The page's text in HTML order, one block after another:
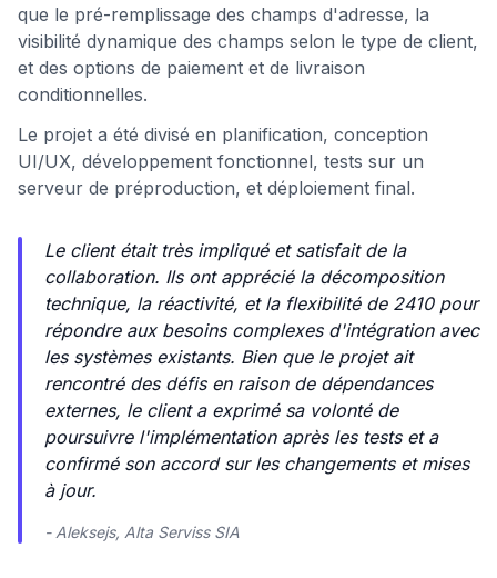
que le pré-remplissage des champs d'adresse, la
visibilité dynamique des champs selon le type de client,
et des options de paiement et de livraison
conditionnelles.
Le projet a été divisé en planification, conception
UI/UX, développement fonctionnel, tests sur un
serveur de préproduction, et déploiement final.
Le client était très impliqué et satisfait de la
collaboration. Ils ont apprécié la décomposition
technique, la réactivité, et la flexibilité de 2410 pour
répondre aux besoins complexes d'intégration avec
les systèmes existants. Bien que le projet ait
rencontré des défis en raison de dépendances
externes, le client a exprimé sa volonté de
poursuivre l'implémentation après les tests et a
confirmé son accord sur les changements et mises
à jour.
- Aleksejs, Alta Serviss SIA